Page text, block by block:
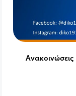
Ανακοινώσεις